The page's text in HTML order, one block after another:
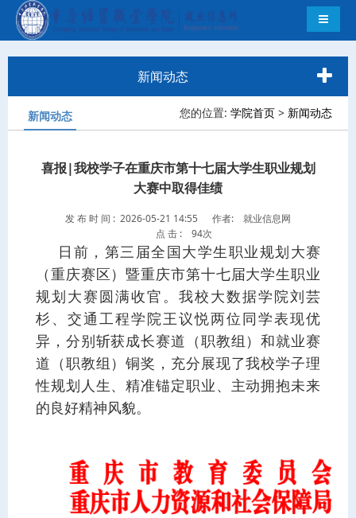
导航切
新闻动态
新闻动态 您的位置: 学院首页 > 新闻动态
喜报|我校学子在重庆市第十七届大学生职业规划
大赛中取得佳绩
发 布 时 间 : 2026-05-21 14:55
作者: 就业信息网
点 击 : 94次
日前，第三届全国大学生职业规划大赛
（重庆赛区）暨重庆市第十七届大学生职业
规划大赛圆满收官。我校大数据学院刘芸
杉、交通工程学院王议悦两位同学表现优
异，分别斩获成长赛道（职教组）和就业赛
道（职教组）铜奖，充分展现了我校学子理
性规划人生、精准锚定职业、主动拥抱未来
的良好精神风貌。